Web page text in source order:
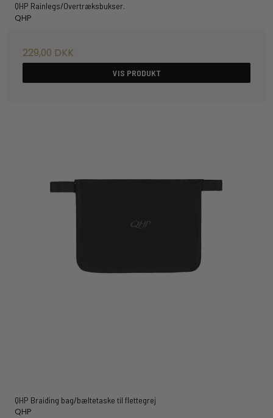
QHP Rainlegs/Overtræksbukser.
QHP
229,00 DKK
VIS PRODUKT
QHP Braiding bag/bæltetaske til flettegrej
QHP